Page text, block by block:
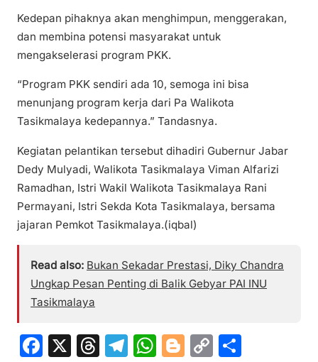
Kedepan pihaknya akan menghimpun, menggerakan,
dan membina potensi masyarakat untuk
mengakselerasi program PKK.
“Program PKK sendiri ada 10, semoga ini bisa
menunjang program kerja dari Pa Walikota
Tasikmalaya kedepannya.” Tandasnya.
Kegiatan pelantikan tersebut dihadiri Gubernur Jabar
Dedy Mulyadi, Walikota Tasikmalaya Viman Alfarizi
Ramadhan, Istri Wakil Walikota Tasikmalaya Rani
Permayani, Istri Sekda Kota Tasikmalaya, bersama
jajaran Pemkot Tasikmalaya.(iqbal)
Read also: Bukan Sekadar Prestasi, Diky Chandra
Ungkap Pesan Penting di Balik Gebyar PAI INU
Tasikmalaya
F
X
T
T
W Bl C